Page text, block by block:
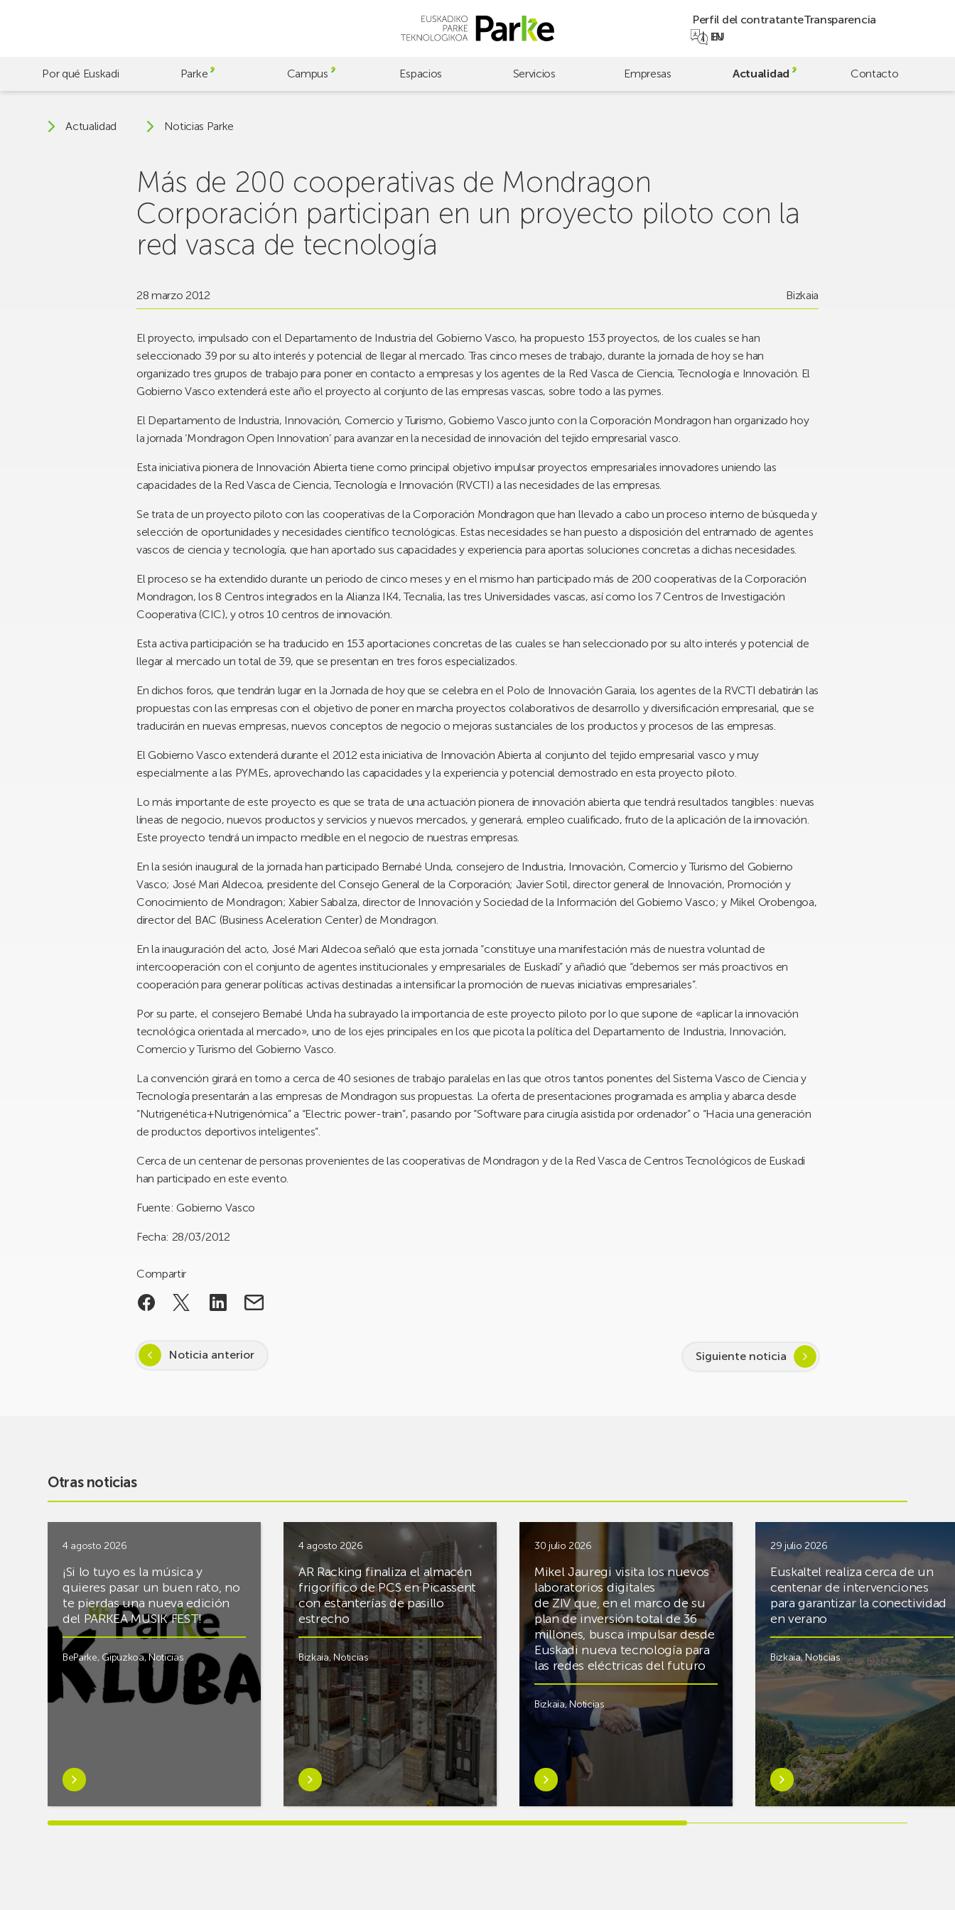
Perfil del contratanteTransparencia
EU
EN
Por qué Euskadi Parke Campus Espacios Servicios Empresas Actualidad Contacto
Actualidad Noticias Parke
Más de 200 cooperativas de Mondragon
Corporación participan en un proyecto piloto con la
red vasca de tecnología
28 marzo 2012 Bizkaia
El proyecto, impulsado con el Departamento de Industria del Gobierno Vasco, ha propuesto 153 proyectos, de los cuales se han
seleccionado 39 por su alto interés y potencial de llegar al mercado. Tras cinco meses de trabajo, durante la jornada de hoy se han
organizado tres grupos de trabajo para poner en contacto a empresas y los agentes de la Red Vasca de Ciencia, Tecnología e Innovación. El
Gobierno Vasco extenderá este año el proyecto al conjunto de las empresas vascas, sobre todo a las pymes.
El Departamento de Industria, Innovación, Comercio y Turismo, Gobierno Vasco junto con la Corporación Mondragon han organizado hoy
la jornada ‘Mondragon Open Innovation’ para avanzar en la necesidad de innovación del tejido empresarial vasco.
Esta iniciativa pionera de Innovación Abierta tiene como principal objetivo impulsar proyectos empresariales innovadores uniendo las
capacidades de la Red Vasca de Ciencia, Tecnología e Innovación (RVCTI) a las necesidades de las empresas.
Se trata de un proyecto piloto con las cooperativas de la Corporación Mondragon que han llevado a cabo un proceso interno de búsqueda y
selección de oportunidades y necesidades científico tecnológicas. Estas necesidades se han puesto a disposición del entramado de agentes
vascos de ciencia y tecnología, que han aportado sus capacidades y experiencia para aportas soluciones concretas a dichas necesidades.
El proceso se ha extendido durante un periodo de cinco meses y en el mismo han participado más de 200 cooperativas de la Corporación
Mondragon, los 8 Centros integrados en la Alianza IK4, Tecnalia, las tres Universidades vascas, así como los 7 Centros de Investigación
Cooperativa (CIC), y otros 10 centros de innovación.
Esta activa participación se ha traducido en 153 aportaciones concretas de las cuales se han seleccionado por su alto interés y potencial de
llegar al mercado un total de 39, que se presentan en tres foros especializados.
En dichos foros, que tendrán lugar en la Jornada de hoy que se celebra en el Polo de Innovación Garaia, los agentes de la RVCTI debatirán las
propuestas con las empresas con el objetivo de poner en marcha proyectos colaborativos de desarrollo y diversificación empresarial, que se
traducirán en nuevas empresas, nuevos conceptos de negocio o mejoras sustanciales de los productos y procesos de las empresas.
El Gobierno Vasco extenderá durante el 2012 esta iniciativa de Innovación Abierta al conjunto del tejido empresarial vasco y muy
especialmente a las PYMEs, aprovechando las capacidades y la experiencia y potencial demostrado en esta proyecto piloto.
Lo más importante de este proyecto es que se trata de una actuación pionera de innovación abierta que tendrá resultados tangibles: nuevas
líneas de negocio, nuevos productos y servicios y nuevos mercados, y generará, empleo cualificado, fruto de la aplicación de la innovación.
Este proyecto tendrá un impacto medible en el negocio de nuestras empresas.
En la sesión inaugural de la jornada han participado Bernabé Unda, consejero de Industria, Innovación, Comercio y Turismo del Gobierno
Vasco; José Mari Aldecoa, presidente del Consejo General de la Corporación; Javier Sotil, director general de Innovación, Promoción y
Conocimiento de Mondragon; Xabier Sabalza, director de Innovación y Sociedad de la Información del Gobierno Vasco; y Mikel Orobengoa,
director del BAC (Business Aceleration Center) de Mondragon.
En la inauguración del acto, José Mari Aldecoa señaló que esta jornada “constituye una manifestación más de nuestra voluntad de
intercooperación con el conjunto de agentes institucionales y empresariales de Euskadi” y añadió que “debemos ser más proactivos en
cooperación para generar políticas activas destinadas a intensificar la promoción de nuevas iniciativas empresariales”.
Por su parte, el consejero Bernabé Unda ha subrayado la importancia de este proyecto piloto por lo que supone de «aplicar la innovación
tecnológica orientada al mercado», uno de los ejes principales en los que picota la política del Departamento de Industria, Innovación,
Comercio y Turismo del Gobierno Vasco.
La convención girará en torno a cerca de 40 sesiones de trabajo paralelas en las que otros tantos ponentes del Sistema Vasco de Ciencia y
Tecnología presentarán a las empresas de Mondragon sus propuestas. La oferta de presentaciones programada es amplia y abarca desde
“Nutrigenética+Nutrigenómica” a “Electric power-train”, pasando por “Software para cirugía asistida por ordenador” o “Hacia una generación
de productos deportivos inteligentes”.
Cerca de un centenar de personas provenientes de las cooperativas de Mondragon y de la Red Vasca de Centros Tecnológicos de Euskadi
han participado en este evento.
Fuente: Gobierno Vasco
Fecha: 28/03/2012
Compartir
Noticia anterior Siguiente noticia
Otras noticias
4 agosto 2026
¡Si lo tuyo es la música y
quieres pasar un buen rato, no
te pierdas una nueva edición
del PARKEA MUSIK FEST!
BeParke, Gipuzkoa,Noticias
Saber
más
sobre¡Si
lo
4 agosto 2026
AR Racking finaliza el almacén
frigorífico de PCS en Picassent
con estanterías de pasillo
estrecho
Bizkaia,Noticias
Saber
más
sobreAR
Racking
30 julio 2026
Mikel Jauregi visita los nuevos
laboratorios digitales
de ZIV que, en el marco de su
plan de inversión total de 36
millones, busca impulsar desde
Euskadi nueva tecnología para
las redes eléctricas del futuro
Bizkaia,Noticias
Saber
más
sobreMikel
Jauregi
29 julio 2026
Euskaltel realiza cerca de un
centenar de intervenciones
para garantizar la conectividad
en verano
Bizkaia,Noticias
Saber
más
sobreEuskaltel
realiza